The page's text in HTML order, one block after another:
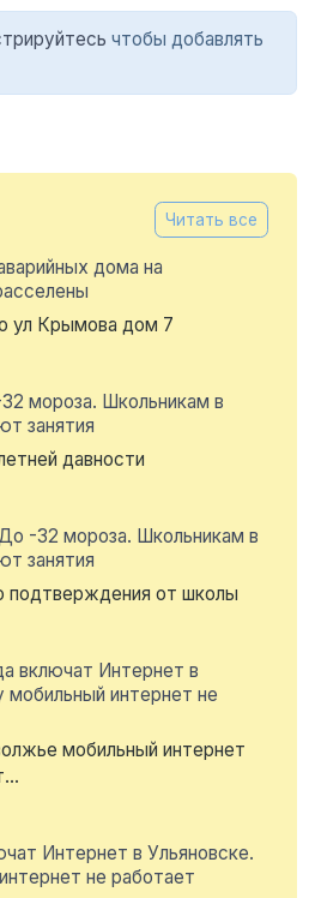
чтобы добавлять
Читать все
дома на
ул Крымова дом 7
мороза. Школьникам в
занятия
давности
-32 мороза. Школьникам в
занятия
подтверждения от школы
включат Интернет в
интернет не
мобильный интернет
Интернет в Ульяновске.
не работает